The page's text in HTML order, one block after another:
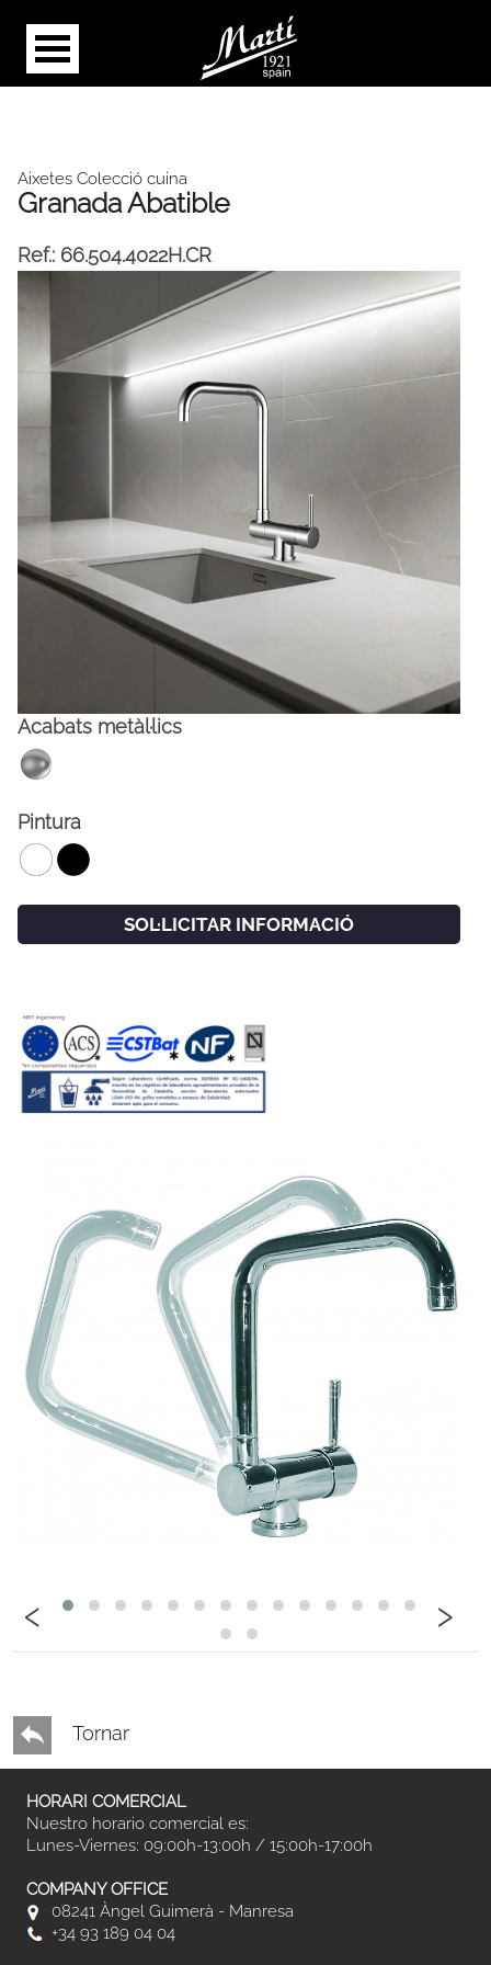
CAT
‹ ›
Aixetes Colecció cuina
Granada Abatible
Ref.: 66.504.4022H.CR
Acabats metàl·lics
Pintura
SOL·LICITAR INFORMACIÓ
Tornar
HORARI COMERCIAL
Nuestro horario comercial es:
Lunes-Viernes: 09:00h-13:00h / 15:00h-17:00h
COMPANY OFFICE
08241 Àngel Guimerà - Manresa
+34 93 189 04 04